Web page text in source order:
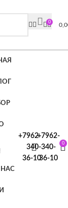
0
+7962-
340-
36-10
+7962-
340-
36-10
0
или